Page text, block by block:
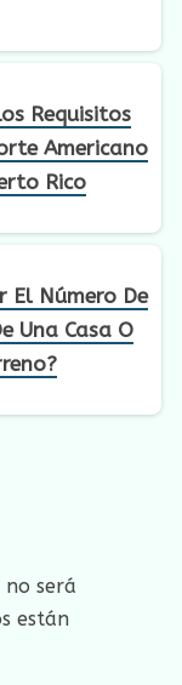
Requisitos
Americano
Rico
El Número De
Una Casa O
será
están